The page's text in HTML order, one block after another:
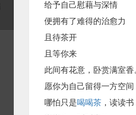
给予自己慰藉与深情
便拥有了难得的治愈力
且待茶开
且等你来
此间有花意，卧赏满室香
愿你为自己留得一方空间
哪怕只是喝喝茶 ，读读书